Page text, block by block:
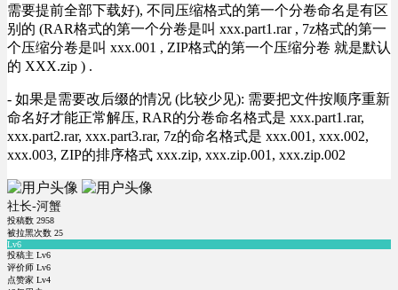
需要提前全部下载好), 不同压缩格式的第一个分卷命名是有区
别的 (RAR格式的第一个分卷是叫 xxx.part1.rar , 7z格式的第一
个压缩分卷是叫 xxx.001 , ZIP格式的第一个压缩分卷 就是默认
的 XXX.zip ) .
- 如果是需要改后缀的情况 (比较少见): 需要把文件按顺序重新
命名好才能正常解压, RAR的分卷命名格式是 xxx.part1.rar,
xxx.part2.rar, xxx.part3.rar, 7z的命名格式是 xxx.001, xxx.002,
xxx.003, ZIP的排序格式 xxx.zip, xxx.zip.001, xxx.zip.002
社长-河蟹
投稿数 2958
被拉黑次数 25
Lv6
投稿主 Lv6
评价师 Lv6
点赞家 Lv4